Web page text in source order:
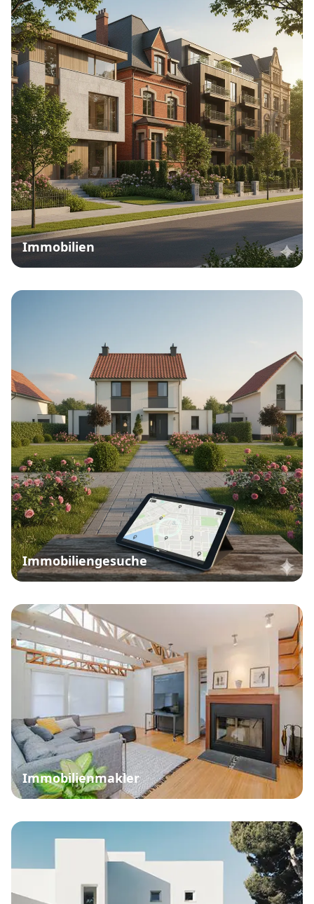
Immobilien
Immobiliengesuche
Immobilienmakler